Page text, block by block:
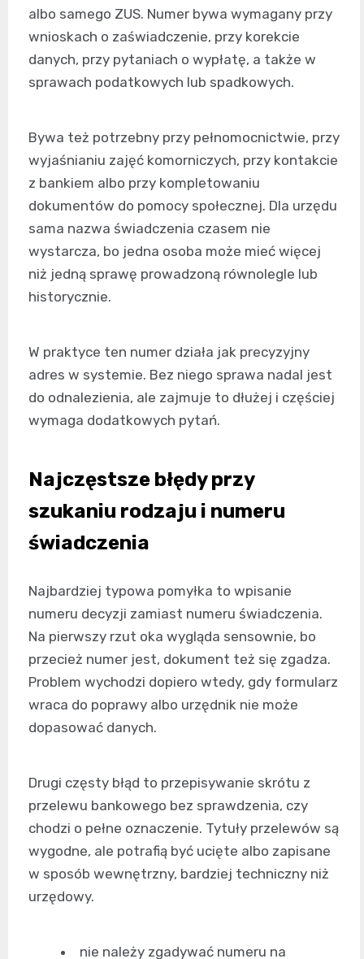
albo samego ZUS. Numer bywa wymagany przy
wnioskach o zaświadczenie, przy korekcie
danych, przy pytaniach o wypłatę, a także w
sprawach podatkowych lub spadkowych.
Bywa też potrzebny przy pełnomocnictwie, przy
wyjaśnianiu zajęć komorniczych, przy kontakcie
z bankiem albo przy kompletowaniu
dokumentów do pomocy społecznej. Dla urzędu
sama nazwa świadczenia czasem nie
wystarcza, bo jedna osoba może mieć więcej
niż jedną sprawę prowadzoną równolegle lub
historycznie.
W praktyce ten numer działa jak precyzyjny
adres w systemie. Bez niego sprawa nadal jest
do odnalezienia, ale zajmuje to dłużej i częściej
wymaga dodatkowych pytań.
Najczęstsze błędy przy
szukaniu rodzaju i numeru
świadczenia
Najbardziej typowa pomyłka to wpisanie
numeru decyzji zamiast numeru świadczenia.
Na pierwszy rzut oka wygląda sensownie, bo
przecież numer jest, dokument też się zgadza.
Problem wychodzi dopiero wtedy, gdy formularz
wraca do poprawy albo urzędnik nie może
dopasować danych.
Drugi częsty błąd to przepisywanie skrótu z
przelewu bankowego bez sprawdzenia, czy
chodzi o pełne oznaczenie. Tytuły przelewów są
wygodne, ale potrafią być ucięte albo zapisane
w sposób wewnętrzny, bardziej techniczny niż
urzędowy.
nie należy zgadywać numeru na